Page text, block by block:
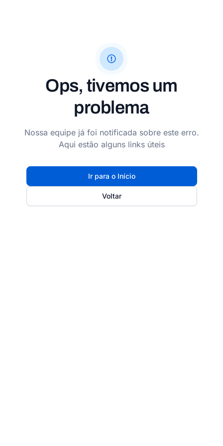
Ops, tivemos um
problema
Nossa equipe já foi notificada sobre este erro.
Aqui estão alguns links úteis
Ir para o Início
Voltar